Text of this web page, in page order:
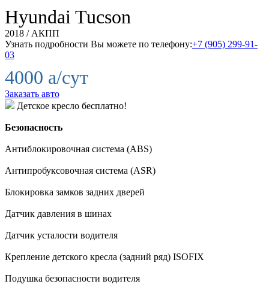
Hyundai Tucson
2018 / АКПП
Узнать подробности Вы можете по телефону:+7 (905) 299-91-
03
4000 a/сут
Заказать авто
Детское кресло бесплатно!
Безопасность
Антиблокировочная система (ABS)
Антипробуксовочная система (ASR)
Блокировка замков задних дверей
Датчик давления в шинах
Датчик усталости водителя
Крепление детского кресла (задний ряд) ISOFIX
Подушка безопасности водителя